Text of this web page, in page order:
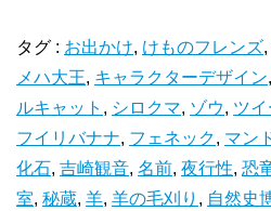
タグ : お出かけ, けものフレンズ,
メハ大王, キャラクターデザイン,
ルキャット , シロクマ, ゾウ, ツイ
フイリバナナ, フェネック, マン
化石, 吉崎観音, 名前, 夜行性, 恐
室, 秘蔵, 羊, 羊の毛刈り , 自然史